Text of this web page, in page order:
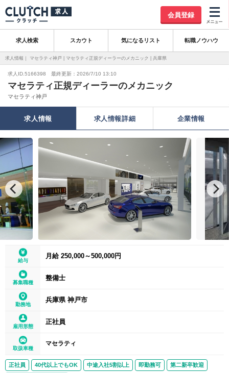
会員登録
求人検索 スカウト 気になるリスト 転職ノウハウ
求人情報｜ マセラティ神戸 | マセラティ正規ディーラーのメカニック | 兵庫県
求人ID.5166398 最終更新：2026/7/10 13:10
マセラティ正規ディーラーのメカニック
マセラティ神戸
求人情報 求人情報詳細 企業情報
給与
月給 250,000～500,000円
募集職種
整備士
勤務地
兵庫県 神戸市
雇用形態
正社員
取扱車種
マセラティ
正社員 40代以上でもOK 中途入社5割以上 即勤務可 第二新卒歓迎